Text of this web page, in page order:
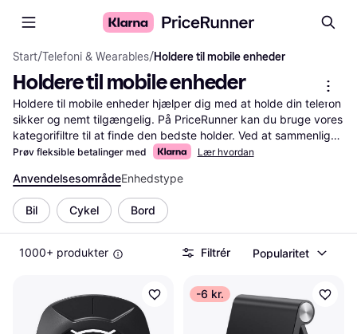
Start/Telefoni & Wearables/Holdere til mobile enheder
Holdere til mobile enheder
Holdere til mobile enheder hjælper dig med at holde din telefon
sikker og nemt tilgængelig. På PriceRunner kan du bruge vores
kategorifiltre til at finde den bedste holder. Ved at sammenligne
priser kan du sikre dig, at du får den bedste deal. Uanset om
hjælper vi dig med at finde det rette produkt hurtigt og
effektivt.
Mere om holdere til mobile enheder »
Prøv fleksible betalinger med Lær hvordan
AnvendelsesområdeEnhedstype
Bil Cykel Bord
1000+ produkter Filtrér Popularitet
-6 kr.